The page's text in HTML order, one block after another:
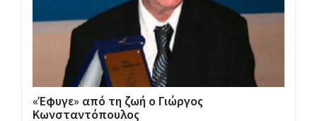
«Έφυγε» από τη ζωή ο Γιώργος
Κωνσταντόπουλος